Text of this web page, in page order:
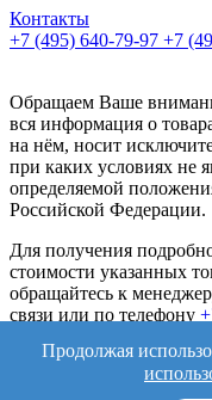
Контакты
+7 (495) 640-79-97 +7
Обращаем Ваше
вся информация о
на нём, носит
при каких условиях не
определяемой
Российской Федерации.
Для получения
стоимости указанных
обращайтесь к
связи или по телефону
Политика обработки
обработку
Продолжая